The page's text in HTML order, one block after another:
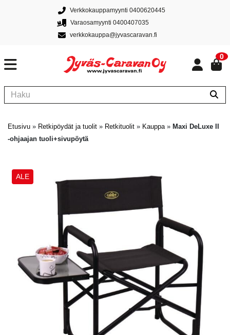
Verkkokauppamyynti 0400620445
Varaosamyynti 0400407035
verkkokauppa@jyvascaravan.fi
0
Etusivu » Retkipöydät ja tuolit » Retkituolit » Kauppa» Maxi DeLuxe II
-ohjaajan tuoli+sivupöytä
ALE